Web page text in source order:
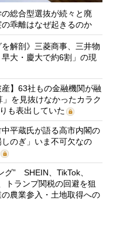
総合型選抜が続々と廃
乖離はなぜ起きるのか
解剖》三菱商事、三井物
大・慶大で約6割」の現
】63社もの金融機関が融
を見抜けなかったカラク
も表出していた
中平蔵氏が語る高市内閣の
のぎ」いま不可欠なの
グ” SHEIN、TikTok、
トランプ関税の回避を狙
農業参入・土地取得への